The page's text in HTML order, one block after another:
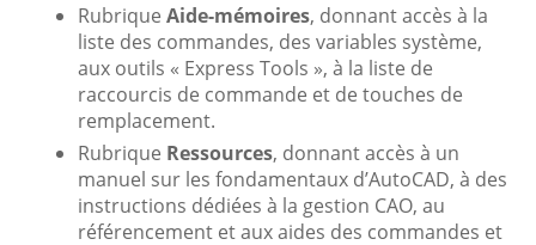
Rubrique Aide-mémoires, donnant accès à la
liste des commandes, des variables système,
aux outils « Express Tools », à la liste de
raccourcis de commande et de touches de
remplacement.
Rubrique Ressources, donnant accès à un
manuel sur les fondamentaux d’AutoCAD, à des
instructions dédiées à la gestion CAO, au
référencement et aux aides des commandes et